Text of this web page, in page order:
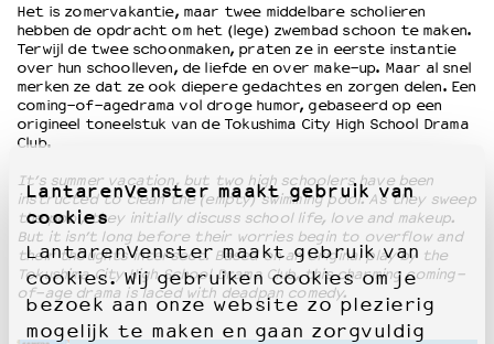
LantarenVenster maakt gebruik van
cookies
LantarenVenster maakt gebruik van
cookies. Wij gebruiken cookies om je
bezoek aan onze website zo plezierig
mogelijk te maken en gaan zorgvuldig
Werken bij
Wie is wie
Word vriend
Historie
Partners
Huisregels
Privacyverklaring
Integriteits- en gedragscode
Duurzaamheid
Culturele boycot Israël
Ruimte voor artistieke vrijheid – VNPF
Het is zomervakantie, maar twee middelbare scholieren
hebben de opdracht om het (lege) zwembad schoon te maken.
Terwijl de twee schoonmaken, praten ze in eerste instantie
over hun schoolleven, de liefde en over make-up. Maar al snel
merken ze dat ze ook diepere gedachtes en zorgen delen. Een
coming-of-agedrama vol droge humor, gebaseerd op een
origineel toneelstuk van de Tokushima City High School Drama
Club.
It’s summer vacation, but two high schoolers have been
instructed to clean the (empty) swimming pool. As they sweep
the pool, they initially discuss school life, love and makeup.
But it isn’t long before their worries begin to overflow and
their thoughts intersect. Based on an original play by the
Tokushima City High School Drama Club, this charming coming-
of-age drama is laced with deadpan comedy.